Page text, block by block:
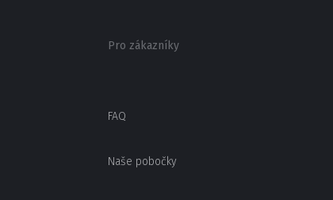
Pro zákazníky
FAQ
Naše pobočky